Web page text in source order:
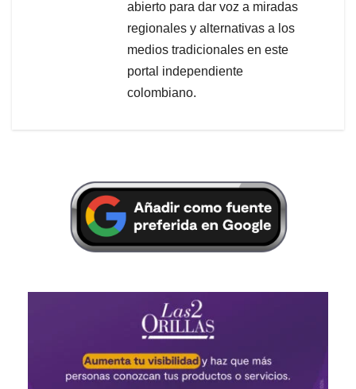
abierto para dar voz a miradas
regionales y alternativas a los
medios tradicionales en este
portal independiente
colombiano.